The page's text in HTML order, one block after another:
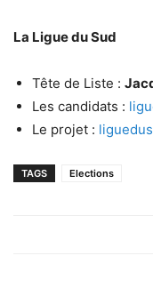
La Ligue du Sud
Tête de Liste :
Les candidats :
Le projet :
TAGS Elections